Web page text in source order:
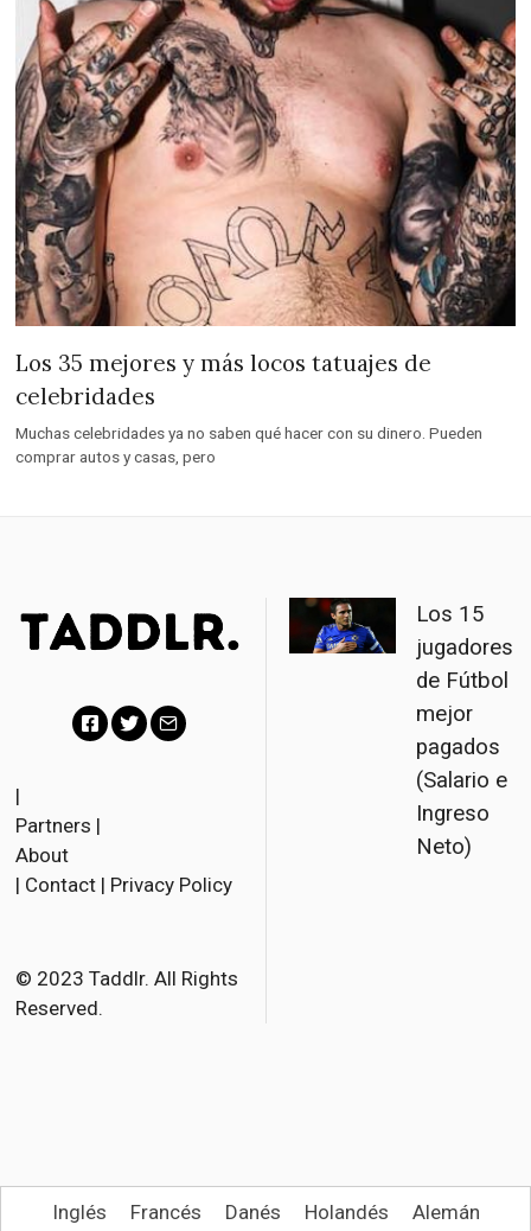
Los 35 mejores y más locos tatuajes de
celebridades
Muchas celebridades ya no saben qué hacer con su dinero. Pueden
comprar autos y casas, pero
c
o
k
r
l
|
Partners |
About
| Contact | Privacy Policy
© 2023 Taddlr. All Rights
Reserved.
Los 15
jugadores
de Fútbol
mejor
pagados
(Salario e
Ingreso
Neto)
Inglés Francés Danés Holandés Alemán